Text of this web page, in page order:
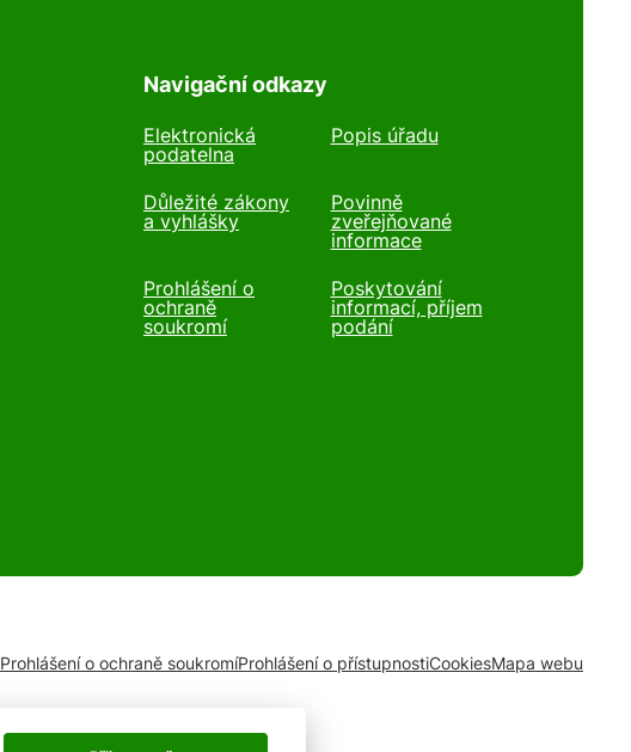
Navigační odkazy
Elektronická
podatelna
Popis úřadu
Důležité zákony
a vyhlášky
Povinně
zveřejňované
informace
Prohlášení o
ochraně
soukromí
Poskytování
informací, příjem
podání
Prohlášení o ochraně soukromíProhlášení o přístupnostiCookiesMapa webu